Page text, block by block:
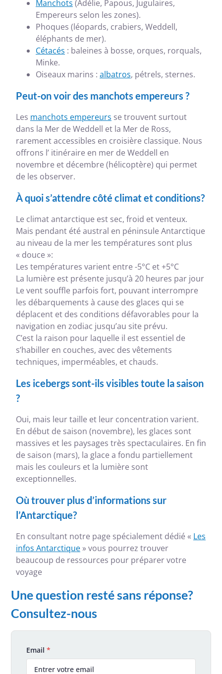
Manchots (Adélie, Papous, Jugulaires,
Empereurs selon les zones).
Phoques (léopards, crabiers, Weddell,
éléphants de mer).
Cétacés : baleines à bosse, orques, rorquals,
Minke.
Oiseaux marins : albatros, pétrels, sternes.
Peut-on voir des manchots empereurs ?
Les manchots empereurs se trouvent surtout
dans la Mer de Weddell et la Mer de Ross,
rarement accessibles en croisière classique. Nous
offrons l’ itinéraire en mer de Weddell en
novembre et décembre (hélicoptère) qui permet
de les observer.
À quoi s’attendre côté climat et conditions?
Le climat antarctique est sec, froid et venteux.
Mais pendant été austral en péninsule Antarctique
au niveau de la mer les températures sont plus
« douce »:
Les températures varient entre -5°C et +5°C
La lumière est présente jusqu’à 20 heures par jour
Le vent souffle parfois fort, pouvant interrompre
les débarquements à cause des glaces qui se
déplacent et des conditions défavorables pour la
navigation en zodiac jusqu’au site prévu.
C’est la raison pour laquelle il est essentiel de
s’habiller en couches, avec des vêtements
techniques, imperméables, et chauds.
Les icebergs sont-ils visibles toute la saison
?
Oui, mais leur taille et leur concentration varient.
En début de saison (novembre), les glaces sont
massives et les paysages très spectaculaires. En fin
de saison (mars), la glace a fondu partiellement
mais les couleurs et la lumière sont
exceptionnelles.
Où trouver plus d’informations sur
l’Antarctique?
En consultant notre page spécialement dédié « Les
infos Antarctique » vous pourrez trouver
beaucoup de ressources pour préparer votre
voyage
Une question resté sans réponse?
Consultez-nous
Email *